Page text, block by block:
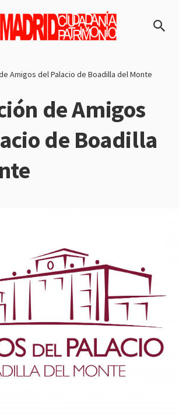
Amigos del Palacio de Boadilla del Monte
de Amigos
de Boadilla